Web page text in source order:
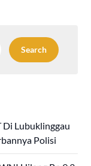
Di Lubuklinggau
Polisi